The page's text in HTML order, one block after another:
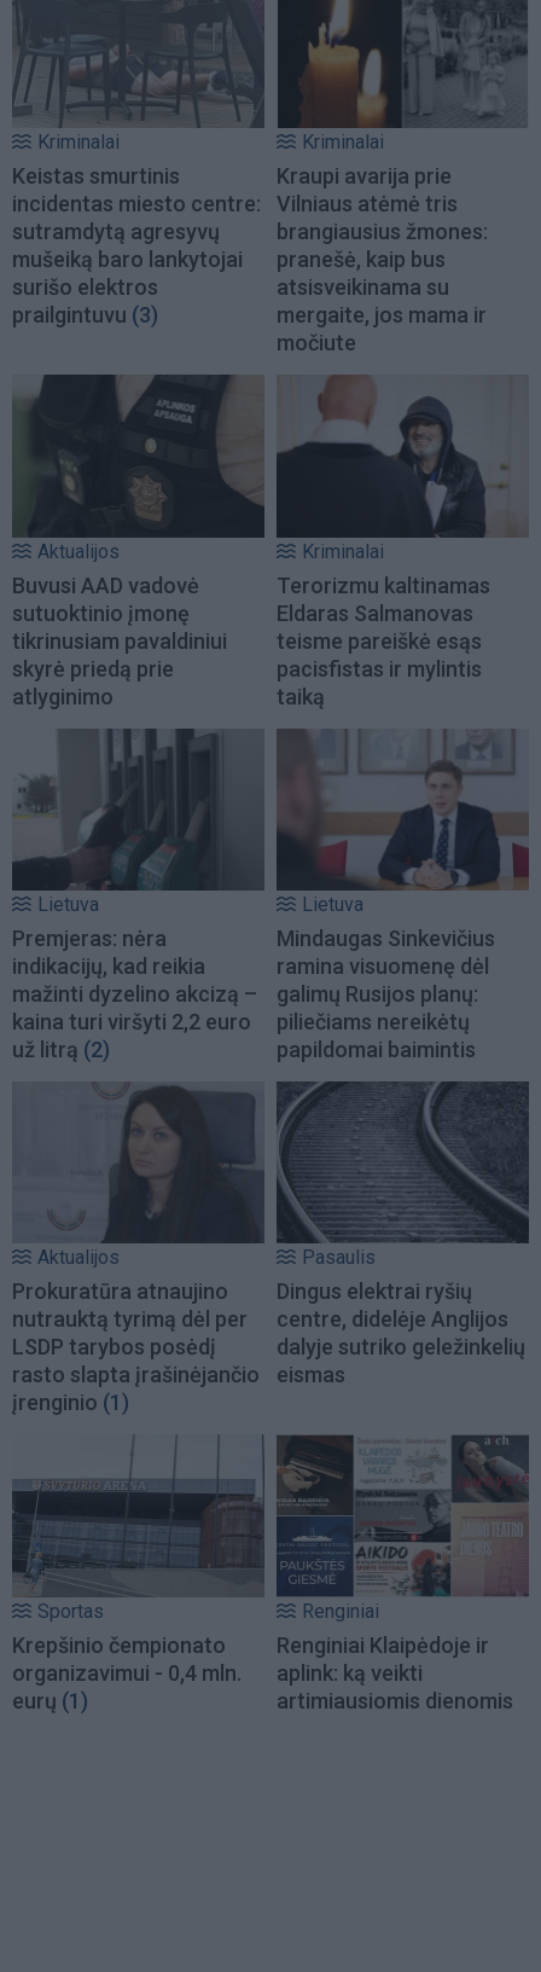
Kriminalai
Keistas smurtinis
incidentas miesto centre:
sutramdytą agresyvų
mušeiką baro lankytojai
surišo elektros
prailgintuvu (3)
Kriminalai
Kraupi avarija prie
Vilniaus atėmė tris
brangiausius žmones:
pranešė, kaip bus
atsisveikinama su
mergaite, jos mama ir
močiute
Aktualijos
Buvusi AAD vadovė
sutuoktinio įmonę
tikrinusiam pavaldiniui
skyrė priedą prie
atlyginimo
Kriminalai
Terorizmu kaltinamas
Eldaras Salmanovas
teisme pareiškė esąs
pacisfistas ir mylintis
taiką
Lietuva
Premjeras: nėra
indikacijų, kad reikia
mažinti dyzelino akcizą –
kaina turi viršyti 2,2 euro
už litrą (2)
Lietuva
Mindaugas Sinkevičius
ramina visuomenę dėl
galimų Rusijos planų:
piliečiams nereikėtų
papildomai baimintis
Aktualijos
Prokuratūra atnaujino
nutrauktą tyrimą dėl per
LSDP tarybos posėdį
rasto slapta įrašinėjančio
įrenginio (1)
Pasaulis
Dingus elektrai ryšių
centre, didelėje Anglijos
dalyje sutriko geležinkelių
eismas
Sportas
Krepšinio čempionato
organizavimui - 0,4 mln.
eurų (1)
Renginiai
Renginiai Klaipėdoje ir
aplink: ką veikti
artimiausiomis dienomis